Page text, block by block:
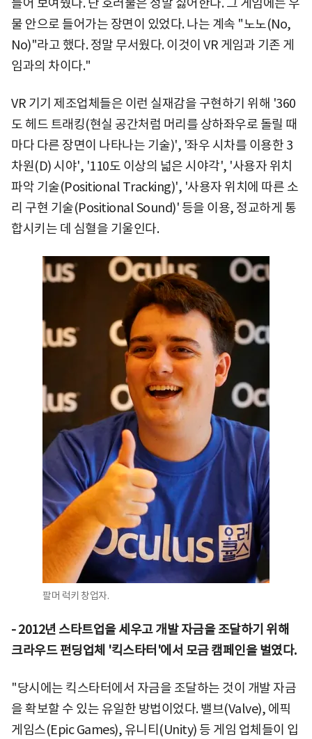
물 안으로 들어가는 장면이 있었다. 나는 계속 "노노(No,
No)"라고 했다. 정말 무서웠다. 이것이 VR 게임과 기존 게
임과의 차이다."
VR 기기 제조업체들은 이런 실재감을 구현하기 위해 '360
도 헤드 트래킹(현실 공간처럼 머리를 상하좌우로 돌릴 때
마다 다른 장면이 나타나는 기술)', '좌우 시차를 이용한 3
차원(D) 시야', '110도 이상의 넓은 시야각', '사용자 위치
파악 기술(Positional Tracking)', '사용자 위치에 따른 소
리 구현 기술(Positional Sound)' 등을 이용, 정교하게 통
합시키는 데 심혈을 기울인다.
팔머 럭키 창업자.
- 2012년 스타트업을 세우고 개발 자금을 조달하기 위해
크라우드 펀딩업체 '킥스타터'에서 모금 캠페인을 벌였다.
"당시에는 킥스타터에서 자금을 조달하는 것이 개발 자금
을 확보할 수 있는 유일한 방법이었다. 밸브(Valve), 에픽
게임스(Epic Games), 유니티(Unity) 등 게임 업체들이 입